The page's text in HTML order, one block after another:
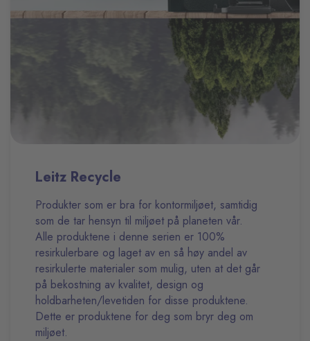
Leitz Recycle
Produkter som er bra for kontormiljøet, samtidig
som de tar hensyn til miljøet på planeten vår.
Alle produktene i denne serien er 100%
resirkulerbare og laget av en så høy andel av
resirkulerte materialer som mulig, uten at det går
på bekostning av kvalitet, design og
holdbarheten/levetiden for disse produktene.
Dette er produktene for deg som bryr deg om
miljøet.